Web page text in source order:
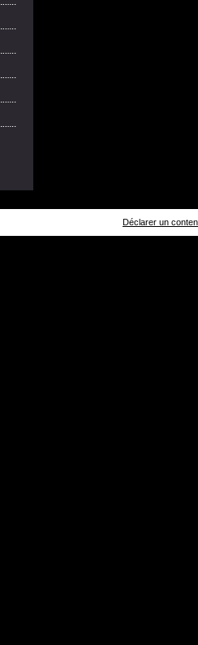
Déclarer un